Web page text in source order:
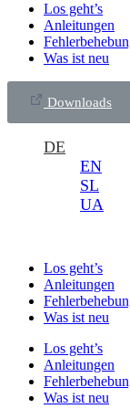
Los geht’s
Anleitungen
Was ist neu
Downloads
DE
EN
SL
UA
Los geht’s
Anleitungen
Was ist neu
Los geht’s
Anleitungen
Was ist neu